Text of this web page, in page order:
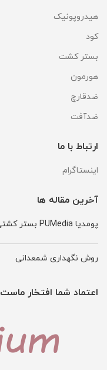
هیدروپونیک
کود
بستر کشت
هورمون
ضدقارچ
ضدآفت
ارتباط با ما
اینستاگرام
آخرین مقاله ها
پومدیا PUMedia بستر کشتی با ویژگی های منحصر بفرد
روش نگهداری شمعدانی
اعتماد شما افتخار ماست